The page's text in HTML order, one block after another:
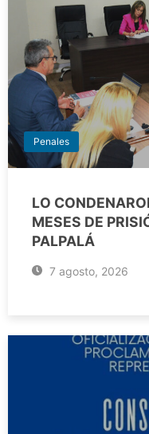
Penales
LO
MESES DE
PALPALÁ
7 agosto, 2026